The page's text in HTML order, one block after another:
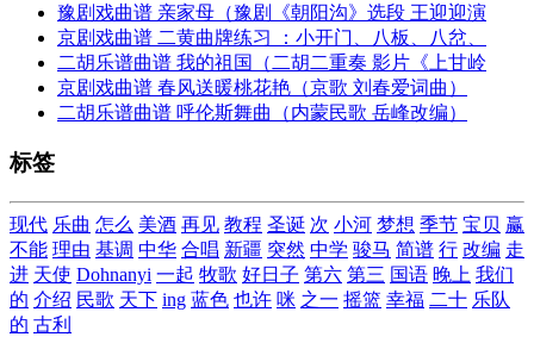
豫剧戏曲谱 亲家母（豫剧《朝阳沟》选段 王迎迎演
京剧戏曲谱 二黄曲牌练习 ：小开门、八板、八岔、
二胡乐谱曲谱 我的祖国（二胡二重奏 影片《上甘岭
京剧戏曲谱 春风送暖桃花艳（京歌 刘春爱词曲）
二胡乐谱曲谱 呼伦斯舞曲（内蒙民歌 岳峰改编）
标签
现代 乐曲 怎么 美酒 再见 教程 圣诞 次 小河 梦想 季节 宝贝 赢
不能 理由 基调 中华 合唱 新疆 突然 中学 骏马 简谱 行 改编 走
进 天使 Dohnanyi 一起 牧歌 好日子 第六 第三 国语 晚上 我们
的 介绍 民歌 天下 ing 蓝色 也许 咪 之一 摇篮 幸福 二十 乐队
的 古利